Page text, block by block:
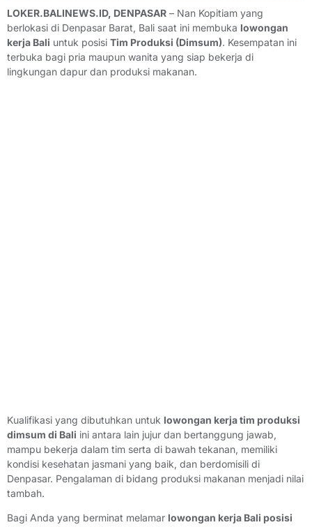
LOKER.BALINEWS.ID, DENPASAR – Nan Kopitiam yang
berlokasi di Denpasar Barat, Bali saat ini membuka lowongan
kerja Bali untuk posisi Tim Produksi (Dimsum). Kesempatan ini
terbuka bagi pria maupun wanita yang siap bekerja di
lingkungan dapur dan produksi makanan.
Kualifikasi yang dibutuhkan untuk lowongan kerja tim produksi
dimsum di Bali ini antara lain jujur dan bertanggung jawab,
mampu bekerja dalam tim serta di bawah tekanan, memiliki
kondisi kesehatan jasmani yang baik, dan berdomisili di
Denpasar. Pengalaman di bidang produksi makanan menjadi nilai
tambah.
Bagi Anda yang berminat melamar lowongan kerja Bali posisi